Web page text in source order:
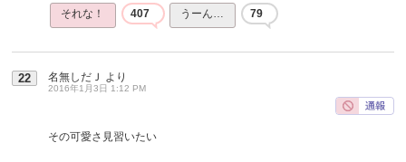
それな！ 407 うーん… 79
22 名無しだＪ より
2016年1月3日 1:12 PM
その可愛さ見習いたい